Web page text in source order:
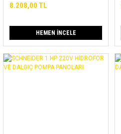
8.208,00 TL
HEMEN İNCELE